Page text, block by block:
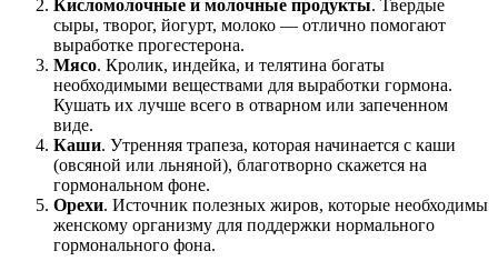
Кисломолочные и молочные продукты. Твердые
сыры, творог, йогурт, молоко — отлично помогают
выработке прогестерона.
Мясо. Кролик, индейка, и телятина богаты
необходимыми веществами для выработки гормона.
Кушать их лучше всего в отварном или запеченном
виде.
Каши. Утренняя трапеза, которая начинается с каши
(овсяной или льняной), благотворно скажется на
гормональном фоне.
Орехи. Источник полезных жиров, которые необходимы
женскому организму для поддержки нормального
гормонального фона.